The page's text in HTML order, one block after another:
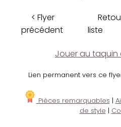
< Flyer
précédent
liste
Jouer au taquin
Lien permanent vers ce
Pièces remarquables |
de style |